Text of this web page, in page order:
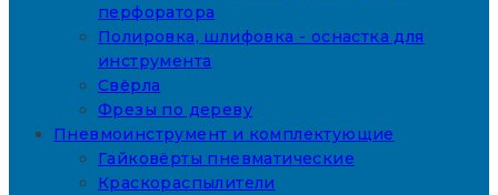
перфоратора
Полировка, шлифовка - оснастка для
инструмента
Свёрла
Фрезы по дереву
Пневмоинструмент и комплектующие
Гайковёрты пневматические
Краскораспылители